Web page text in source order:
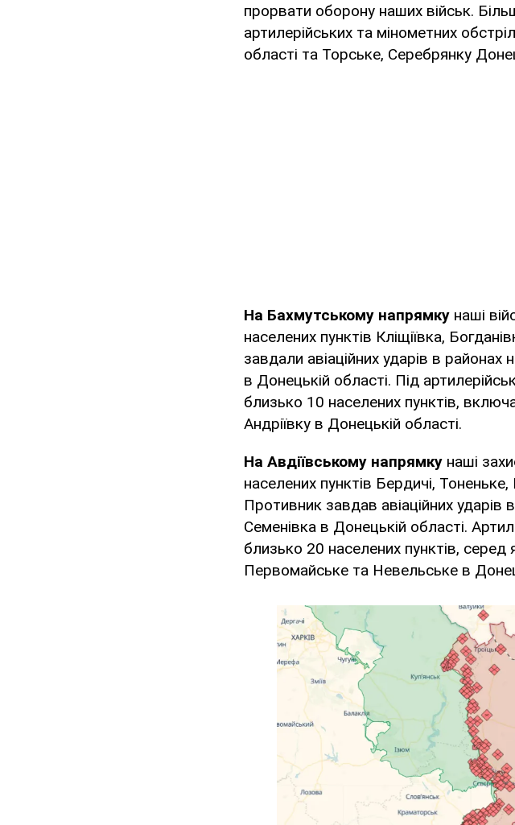
прорвати оборону наших військ.
артилерійських та мінометних
області та Торське, Серебрянку
На Бахмутському напрямку наші
населених пунктів Кліщіївка,
завдали авіаційних ударів в
в Донецькій області. Під
близько 10 населених пунктів,
Андріївку в Донецькій області.
На Авдіївському напрямку наші
населених пунктів Бердичі,
Противник завдав авіаційних ударів
Семенівка в Донецькій області.
близько 20 населених пунктів,
Первомайське та Невельське в